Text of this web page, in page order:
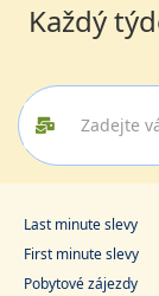
Každý
Last minute slevy
First minute slevy
Pobytové zájezdy